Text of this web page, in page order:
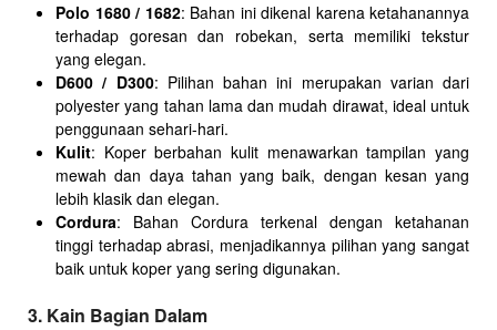
Polo 1680 / 1682: Bahan ini dikenal karena ketahanannya
terhadap goresan dan robekan, serta memiliki tekstur
yang elegan.
D600 / D300: Pilihan bahan ini merupakan varian dari
polyester yang tahan lama dan mudah dirawat, ideal untuk
penggunaan sehari-hari.
Kulit: Koper berbahan kulit menawarkan tampilan yang
mewah dan daya tahan yang baik, dengan kesan yang
lebih klasik dan elegan.
Cordura: Bahan Cordura terkenal dengan ketahanan
tinggi terhadap abrasi, menjadikannya pilihan yang sangat
baik untuk koper yang sering digunakan.
3. Kain Bagian Dalam